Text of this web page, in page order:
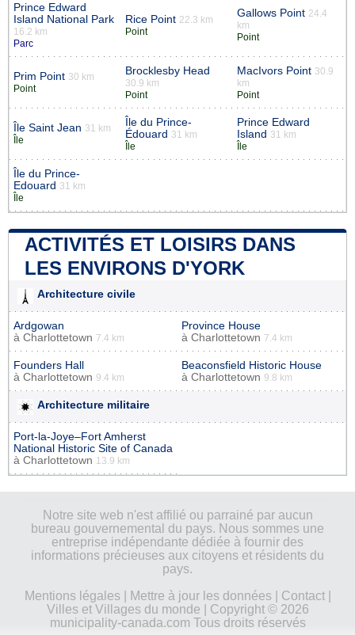
Prince Edward
Island National Park
16.2 km
Parc
Rice Point 22.3 km
Point
Gallows Point 24.4
km
Point
Prim Point 30 km
Point
Brocklesby Head
30.9 km
Point
MacIvors Point 30.9
km
Point
Île Saint Jean 31 km
Île
Île du Prince-
Édouard 31 km
Île
Prince Edward
Island 31 km
Île
Île du Prince-
Edouard 31 km
Île
ACTIVITÉS ET LOISIRS DANS
LES ENVIRONS D'YORK
Architecture civile
Ardgowan
à Charlottetown 7.4 km
Province House
à Charlottetown 7.4 km
Founders Hall
à Charlottetown 9.4 km
Beaconsfield Historic House
à Charlottetown 9.8 km
Architecture militaire
Port-la-Joye–Fort Amherst
National Historic Site of Canada
à Charlottetown 13.9 km
Notre site web n'est affilié ou parrainé par aucun
bureau gouvernemental du pays. Nous sommes une
entreprise indépendante dédiée à fournir des
informations précieuses aux citoyens et résidents du
pays.
Mentions légales| Mettre à jour les données| Contact|
Villes et Villages du monde | Copyright © 2026
municipality-canada.com Tous droits réservés